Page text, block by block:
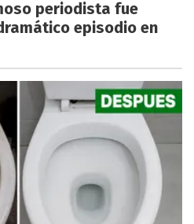
periodista fue
episodio en